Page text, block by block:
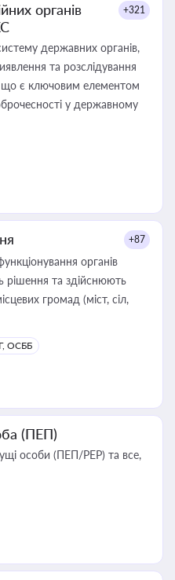
органів
+321
державних органів,
та розслідування
що є ключовим елементом
у державному
+87
органів
рішення та здійснюють
громад (міст, сіл,
ОСББ
(ПЕП)
особи (ПЕП/PEP) та все,